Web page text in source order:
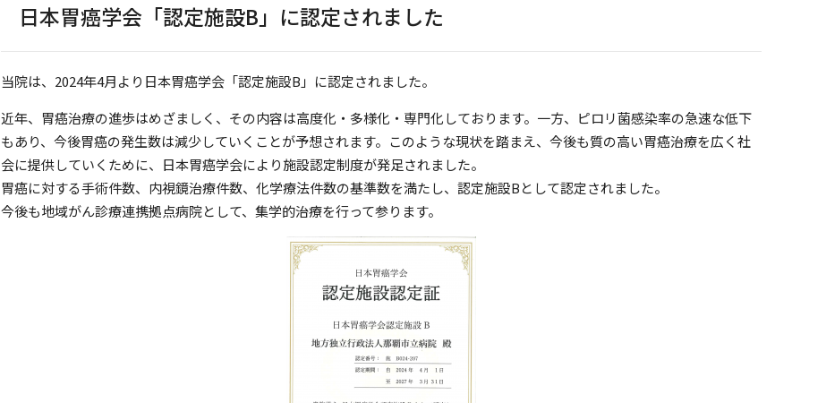
日本胃癌学会「認定施設B」に認定されました
当院は、2024年4月より日本胃癌学会「認定施設B」に認定されました。
近年、胃癌治療の進歩はめざましく、その内容は高度化・多様化・専門化しております。一方、ピロリ菌感染率の急速な低下
もあり、今後胃癌の発生数は減少していくことが予想されます。このような現状を踏まえ、今後も質の高い胃癌治療を広く社
会に提供していくために、日本胃癌学会により施設認定制度が発足されました。
胃癌に対する手術件数、内視鏡治療件数、化学療法件数の基準数を満たし、認定施設Bとして認定されました。
今後も地域がん診療連携拠点病院として、集学的治療を行って参ります。